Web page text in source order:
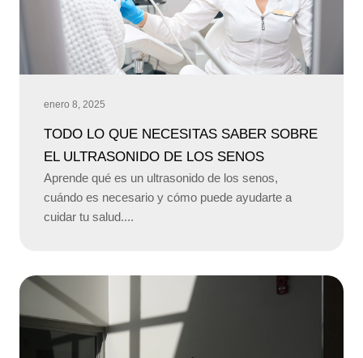
enero 8, 2025
TODO LO QUE NECESITAS SABER SOBRE
EL ULTRASONIDO DE LOS SENOS
Aprende qué es un ultrasonido de los senos,
cuándo es necesario y cómo puede ayudarte a
cuidar tu salud....